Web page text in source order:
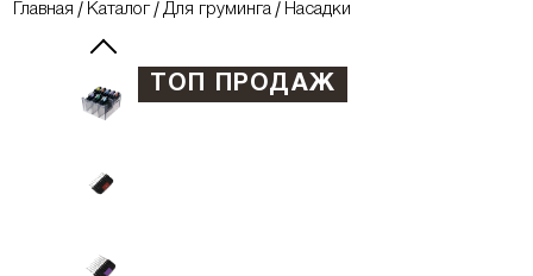
Главная Каталог Для груминга Насадки
ТОП ПРОДАЖ